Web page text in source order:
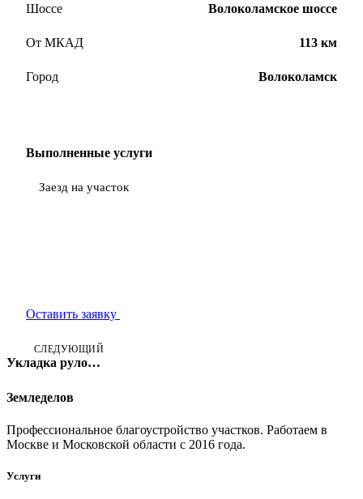
Шоссе Волоколамское шоссе
От МКАД 113 км
Город Волоколамск
Выполненные услуги
Заезд на участок
Оставить заявку
СЛЕДУЮЩИЙ
Укладка рулонного газона в Чехове, 8 соток
Земледелов
Профессиональное благоустройство участков. Работаем в
Москве и Московской области с 2016 года.
Услуги